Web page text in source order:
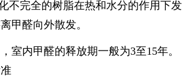
完全的树脂在热和水分的作用下发
甲醛向外散发。
室内甲醛的释放期一般为3至15年。